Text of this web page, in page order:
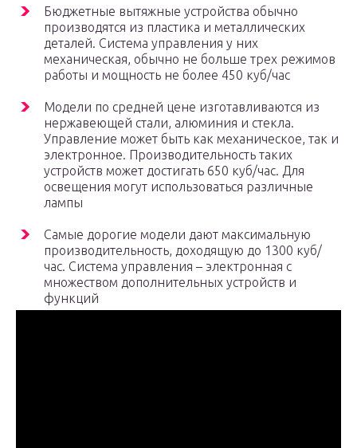
Бюджетные вытяжные устройства обычно
производятся из пластика и металлических
деталей. Система управления у них
механическая, обычно не больше трех режимов
работы и мощность не более 450 куб/час
Модели по средней цене изготавливаются из
нержавеющей стали, алюминия и стекла.
Управление может быть как механическое, так и
электронное. Производительность таких
устройств может достигать 650 куб/час. Для
освещения могут использоваться различные
лампы
Самые дорогие модели дают максимальную
производительность, доходящую до 1300 куб/
час. Система управления – электронная с
множеством дополнительных устройств и
функций